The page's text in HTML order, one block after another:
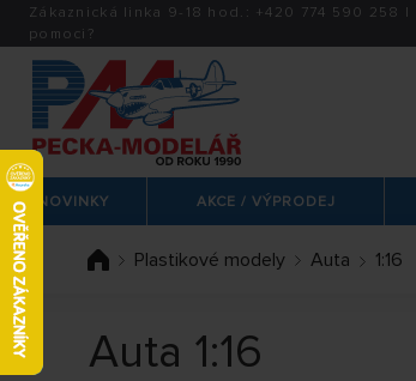
Zákaznická linka 9-18 hod.: +420 774 590 258 |
pomoci?
NOVINKY AKCE / VÝPRODEJ
Plastikové modely Auta 1:16
Auta 1:16